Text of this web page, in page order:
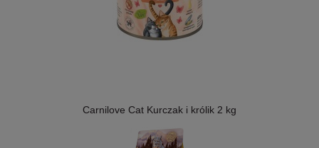
Carnilove Cat Kurczak i królik 2 kg